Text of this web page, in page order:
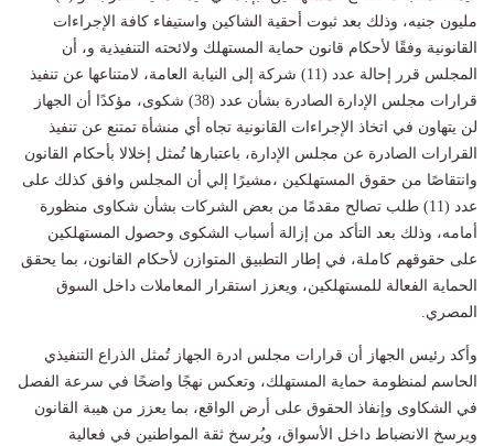
مليون جنيه، وذلك بعد ثبوت أحقية الشاكين واستيفاء كافة الإجراءات
القانونية وفقًا لأحكام قانون حماية المستهلك ولائحته التنفيذية و، أن
المجلس قرر إحالة عدد (11) شركة إلى النيابة العامة، لامتناعها عن تنفيذ
قرارات مجلس الإدارة الصادرة بشأن عدد (38) شكوى، مؤكدًا أن الجهاز
لن يتهاون في اتخاذ الإجراءات القانونية تجاه أي منشأة تمتنع عن تنفيذ
القرارات الصادرة عن مجلس الإدارة، باعتبارها تُمثل إخلالا بأحكام القانون
وانتقاصًا من حقوق المستهلكين ،مشيرًا إلي أن المجلس وافق كذلك على
عدد (11) طلب تصالح مقدمًا من بعض الشركات بشأن شكاوى منظورة
أمامه، وذلك بعد التأكد من إزالة أسباب الشكوى وحصول المستهلكين
على حقوقهم كاملة، في إطار التطبيق المتوازن لأحكام القانون، بما يحقق
الحماية الفعالة للمستهلكين، ويعزز استقرار المعاملات داخل السوق
المصري.
وأكد رئيس الجهاز أن قرارات مجلس ادرة الجهاز تُمثل الذراع التنفيذي
الحاسم لمنظومة حماية المستهلك، وتعكس نهجًا واضحًا في سرعة الفصل
في الشكاوى وإنفاذ الحقوق على أرض الواقع، بما يعزز من هيبة القانون
ويرسخ الانضباط داخل الأسواق، ويُرسخ ثقة المواطنين في فعالية